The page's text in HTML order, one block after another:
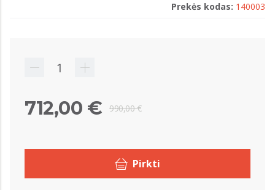
Prekės kodas: 140003
990,00 €
712,00 €
Pirkti